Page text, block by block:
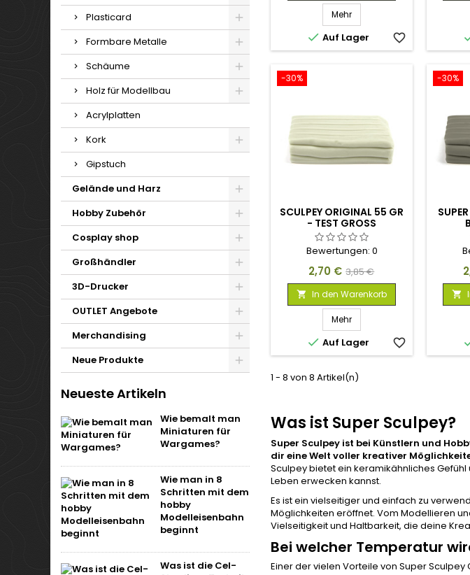
Plasticard
Formbare Metalle
Schäume
Holz für Modellbau
Acrylplatten
Kork
Gipstuch
Gelände und Harz
Hobby Zubehör
Cosplay shop
Großhändler
3D-Drucker
OUTLET Angebote
Merchandising
Neue Produkte
Neueste Artikeln
Wie bemalt man
Miniaturen für
Wargames?
Wie man in 8
Schritten mit dem
hobby
Modelleisenbahn
beginnt
Was ist die Cel-
Mehr
 Auf Lager favorite_border
-30%
SCULPEY ORIGINAL 55 GR
- TEST GROSS
Bewertungen:0
Preis
2,70 € Verkaufspreis
3,85 €
 In den Warenkorb
Mehr
 Auf Lager favorite_border
-30%

1 - 8 von 8 Artikel(n)
Was ist Super Sculpey?
Super Sculpey ist bei Künstlern und
dir eine Welt voller kreativer
Sculpey bietet ein keramikähnliches
Leben erwecken kannst.
Es ist ein vielseitiger und einfach zu
Möglichkeiten eröffnet. Vom Modellieren
Vielseitigkeit und Haltbarkeit, die deine
Bei welcher Temperatur
Einer der vielen Vorteile von Super Sculpey